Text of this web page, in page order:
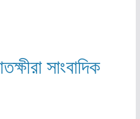
সাংবাদিক